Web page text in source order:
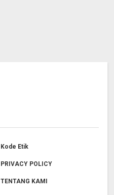
Kode Etik
PRIVACY POLICY
TENTANG KAMI